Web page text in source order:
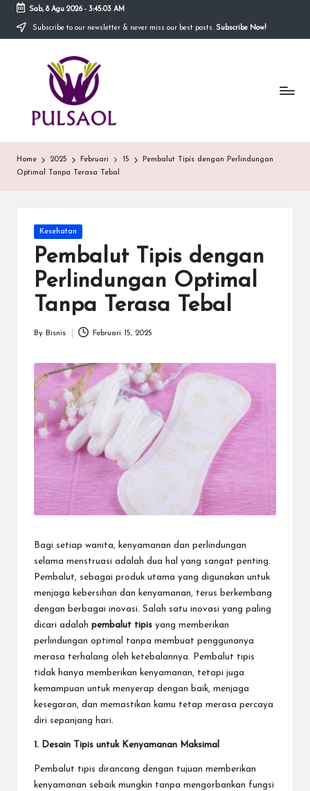
Skip
Sab, 8 Agu 2026- 3:45:03 AM
Subscribe to our newsletter & never miss our best posts. Subscribe Now!
m
a
si
menyediakan
informasi
Home 2025 Februari 15
Pembalut Tipis dengan Perlindungan
Optimal Tanpa Terasa Tebal
Posted
in
Kesehatan
Pembalut Tipis dengan
Perlindungan Optimal
Tanpa Terasa Tebal
Posted
By Bisnis Februari 15, 2025
Bagi setiap wanita, kenyamanan dan perlindungan
selama menstruasi adalah dua hal yang sangat penting.
Pembalut, sebagai produk utama yang digunakan untuk
menjaga kebersihan dan kenyamanan, terus berkembang
dengan berbagai inovasi. Salah satu inovasi yang paling
dicari adalah pembalut tipis yang memberikan
perlindungan optimal tanpa membuat penggunanya
merasa terhalang oleh ketebalannya. Pembalut tipis
tidak hanya memberikan kenyamanan, tetapi juga
kemampuan untuk menyerap dengan baik, menjaga
kesegaran, dan memastikan kamu tetap merasa percaya
diri sepanjang hari.
1. Desain Tipis untuk Kenyamanan Maksimal
Pembalut tipis dirancang dengan tujuan memberikan
kenyamanan sebaik mungkin tanpa mengorbankan fungsi